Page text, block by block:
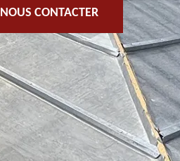
NOUS CONTACTER